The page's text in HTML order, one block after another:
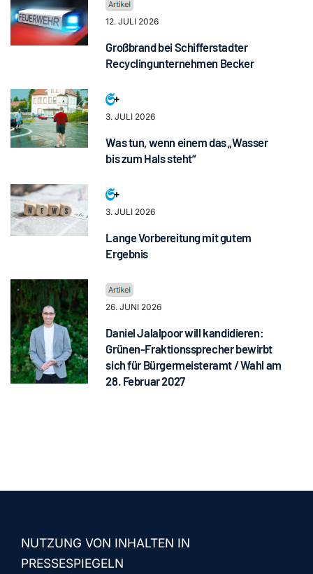
12. JULI 2026
Großbrand bei Schifferstadter
Recyclingunternehmen Becker
3. JULI 2026
Was tun, wenn einem das „Wasser
bis zum Hals steht“
3. JULI 2026
Lange Vorbereitung mit gutem
Ergebnis
26. JUNI 2026
Daniel Jalalpoor will kandidieren:
Grünen-Fraktionssprecher bewirbt
sich für Bürgermeisteramt / Wahl am
28. Februar 2027
NUTZUNG VON INHALTEN IN
PRESSESPIEGELN